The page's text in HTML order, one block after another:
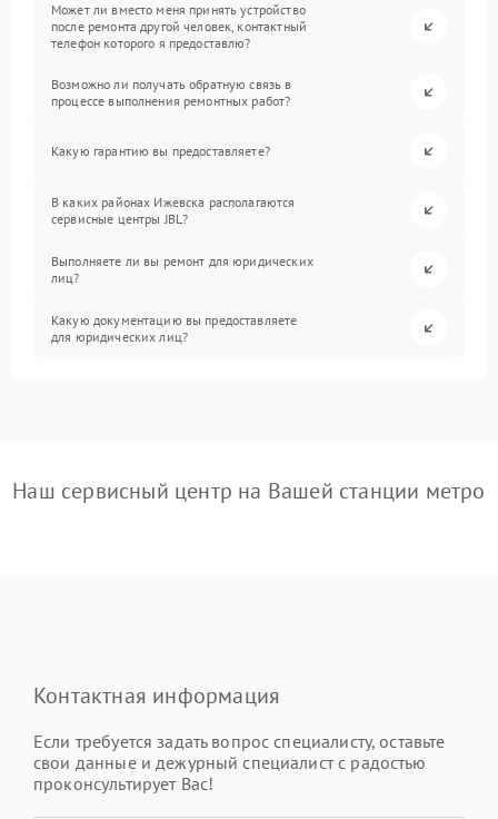
Может ли вместо меня принять устройство
после ремонта другой человек, контактный
телефон которого я предоставлю?
Возможно ли получать обратную связь в
процессе выполнения ремонтных работ?
Какую гарантию вы предоставляете?
В каких районах Ижевска располагаются
сервисные центры JBL?
Выполняете ли вы ремонт для юридических
лиц?
Какую документацию вы предоставляете
для юридических лиц?
Наш сервисный центр на Вашей станции метро
Контактная информация
Если требуется задать вопрос специалисту, оставьте
свои данные и дежурный специалист с радостью
проконсультирует Вас!